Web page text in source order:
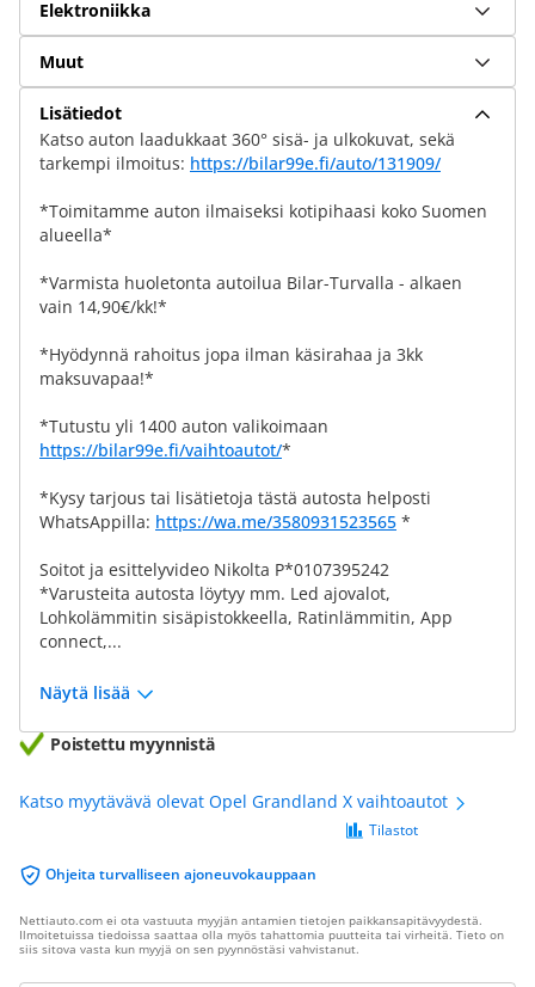
Elektroniikka
Muut
Lisätiedot
Katso auton laadukkaat 360° sisä- ja ulkokuvat, sekä
tarkempi ilmoitus: https://bilar99e.fi/auto/131909/
*Toimitamme auton ilmaiseksi kotipihaasi koko Suomen
alueella*
*Varmista huoletonta autoilua Bilar-Turvalla - alkaen
vain 14,90€/kk!*
*Hyödynnä rahoitus jopa ilman käsirahaa ja 3kk
maksuvapaa!*
*Tutustu yli 1400 auton valikoimaan
https://bilar99e.fi/vaihtoautot/*
*Kysy tarjous tai lisätietoja tästä autosta helposti
WhatsAppilla: https://wa.me/3580931523565 *
Soitot ja esittelyvideo Nikolta P*0107395242
*Varusteita autosta löytyy mm. Led ajovalot,
Lohkolämmitin sisäpistokkeella, Ratinlämmitin, App
connect,...
Näytä lisää
Poistettu myynnistä
Katso myytävävä olevat Opel Grandland X vaihtoautot
Ohjeita turvalliseen ajoneuvokauppaan
Tilastot
Nettiauto.com ei ota vastuuta myyjän antamien tietojen paikkansapitävyydestä.
Ilmoitetuissa tiedoissa saattaa olla myös tahattomia puutteita tai virheitä. Tieto on
siis sitova vasta kun myyjä on sen pyynnöstäsi vahvistanut.